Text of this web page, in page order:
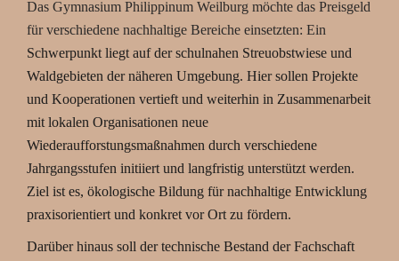
Das Gymnasium Philippinum Weilburg möchte das Preisgeld
für verschiedene nachhaltige Bereiche einsetzten: Ein
Schwerpunkt liegt auf der schulnahen Streuobstwiese und
Waldgebieten der näheren Umgebung. Hier sollen Projekte
und Kooperationen vertieft und weiterhin in Zusammenarbeit
mit lokalen Organisationen neue
Wiederaufforstungsmaßnahmen durch verschiedene
Jahrgangsstufen initiiert und langfristig unterstützt werden.
Ziel ist es, ökologische Bildung für nachhaltige Entwicklung
praxisorientiert und konkret vor Ort zu fördern.
Darüber hinaus soll der technische Bestand der Fachschaft